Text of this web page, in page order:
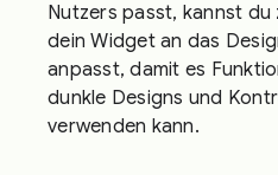
Nutzers passt, kannst du
dein Widget an das
anpasst, damit es
dunkle Designs und
verwenden kann.